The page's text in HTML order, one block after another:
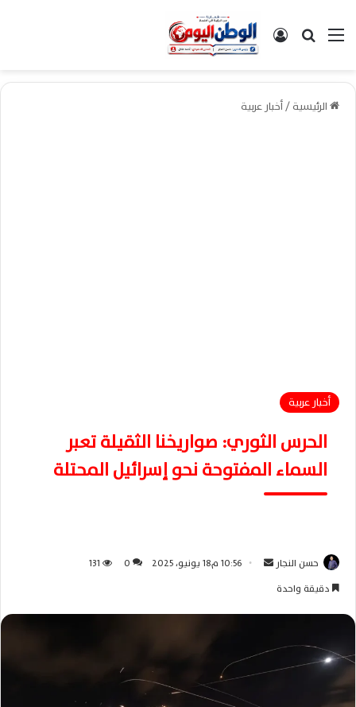
القائمةبحث عن تسجيل الدخول
الرئيسية/أخبار عربية
أخبار عربية
الحرس الثوري: صواريخنا الثقيلة تعبر
السماء المفتوحة نحو إسرائيل المحتلة
حسن النجار
ر
ي
10:56 م18 يونيو، 2025 0
131
دقيقة واحدة